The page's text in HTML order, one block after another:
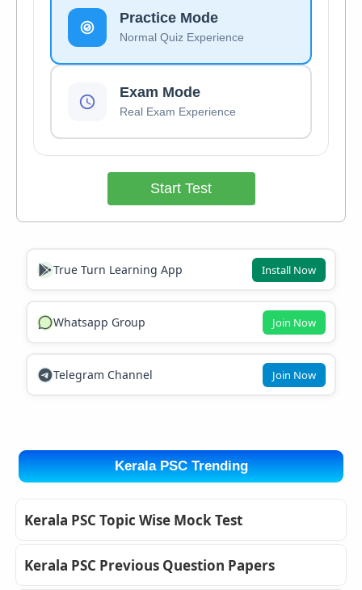
Practice Mode
Normal Quiz Experience
Exam Mode
Real Exam Experience
Start Test
True Turn Learning App Install Now
Whatsapp Group Join Now
Telegram Channel Join Now
Kerala PSC Trending
Kerala PSC Topic Wise Mock Test
Kerala PSC Previous Question Papers